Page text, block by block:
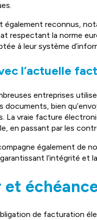
également reconnus,
respectant la norme
à leur système
l’actuelle
entreprises
documents, bien
La vraie facture
en passant par les
également de
l’intégrité et
de facturation